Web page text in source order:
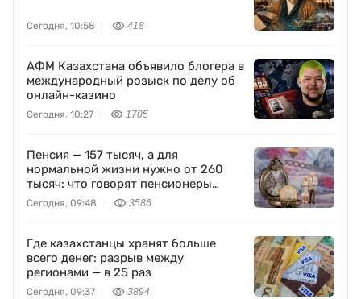
Сегодня, 10:58 418
АФМ Казахстана объявило блогера в
международный розыск по делу об
онлайн-казино
Сегодня, 10:27 1705
Пенсия — 157 тысяч, а для
нормальной жизни нужно от 260
тысяч: что говорят пенсионеры
Казахстана
Сегодня, 09:48 3586
Где казахстанцы хранят больше
всего денег: разрыв между
регионами — в 25 раз
Сегодня, 09:37 3894